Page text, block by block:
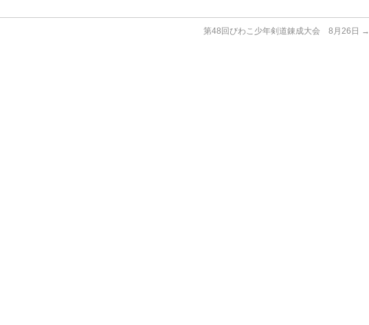
第48回びわこ少年剣道錬成大会 8月26日 →